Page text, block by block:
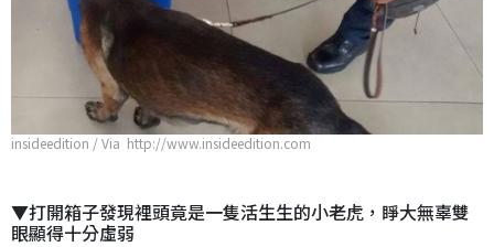
insideedition / Via http://www.insideedition.com
▼打開箱子發現裡頭竟是一隻活生生的小老虎，睜大無辜雙
眼顯得十分虛弱